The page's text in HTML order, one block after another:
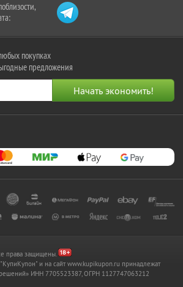
покупках
предложения
права защищены.
и на сайт www.kupikupon.ru принадлежат
ИНН 7705523387, ОГРН 1127747063212